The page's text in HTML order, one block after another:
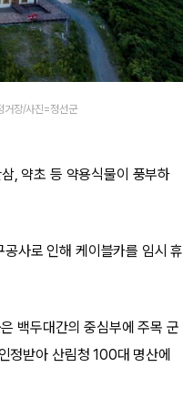
거장/사진=정선군
, 약초 등 약용식물이 풍부하
사로 인해 케이블카를 임시 휴
백두대간의 중심부에 주목 군
정받아 산림청 100대 명산에